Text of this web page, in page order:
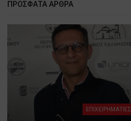
ΠΡΟΣΦΑΤΑ ΑΡΘΡΑ
ΕΠΙΧΕΙΡΗΜΑΤΙΕΣ